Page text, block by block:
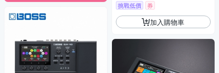
挑戰低價 券
加入購物車